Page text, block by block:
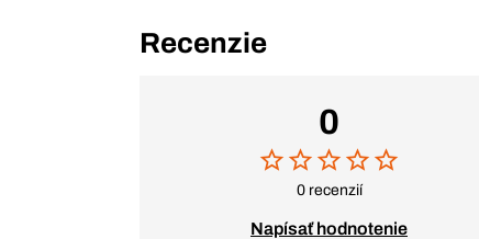
Recenzie
0
0 recenzií
Napísať hodnotenie